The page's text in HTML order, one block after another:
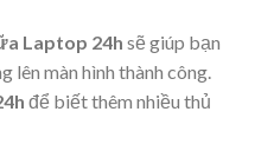
Laptop 24h sẽ giúp bạn
màn hình thành công.
để biết thêm nhiều thủ